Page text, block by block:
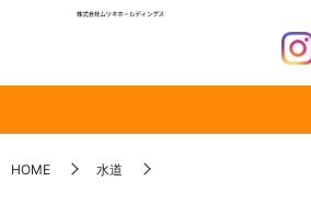
HOME 水道